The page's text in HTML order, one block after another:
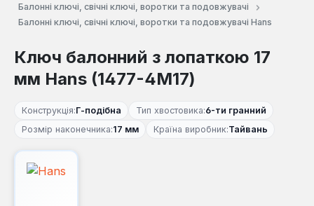
Балонні ключі, свічні ключі, воротки та подовжувачі
Балонні ключі, свічні ключі, воротки та подовжувачі Hans
Ключ балонний з лопаткою 17
мм Hans (1477-4М17)
Конструкція:Г-пoдібна Тип хвостовика:6-ти гранний
Розмір наконечника:17 мм Країна виробник:Тайвань